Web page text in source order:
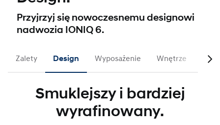
Przyjrzyj się nowoczesnemu designowi
nadwozia IONIQ 6.
Zalety Design Wyposażenie Wnętrze
Smuklejszy i bardziej
wyrafinowany.